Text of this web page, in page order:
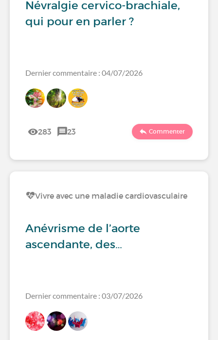
Névralgie cervico-brachiale,
qui pour en parler ?
Dernier commentaire : 04/07/2026
283 23 Commenter
Vivre avec une maladie cardiovasculaire
Anévrisme de l’aorte
ascendante, des…
Dernier commentaire : 03/07/2026